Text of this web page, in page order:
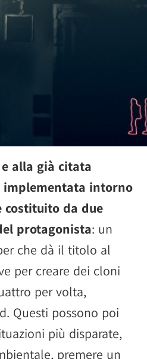
alla già citata
implementata intorno
costituito da due
protagonista: un
che dà il titolo al
per creare dei cloni
per volta,
Questi possono poi
più disparate,
premere un